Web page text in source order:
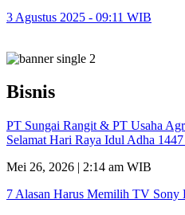
3 Agustus 2025 - 09:11 WIB
Bisnis
PT Sungai Rangit & PT Usaha
Selamat Hari Raya Idul Adha
Mei 26, 2026 | 2:14 am WIB
7 Alasan Harus Memilih TV Sony